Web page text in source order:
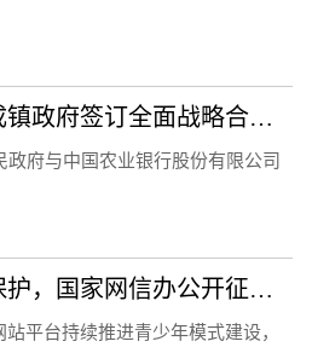
农行儋州分行与大成镇政府签订全面战略合作协议
府与中国农业银行股份有限公司
强化未成年人网络保护，国家网信办公开征求意见
平台持续推进青少年模式建设，